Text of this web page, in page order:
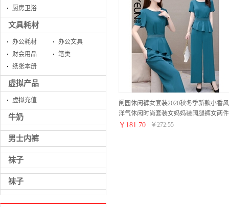
厨房卫浴
文具耗材
办公耗材
办公文具
财会用品
笔类
纸张本册
虚拟产品
虚拟充值
牛奶
男士内裤
袜子
袜子
闺园休闲裤女套装2020秋冬季新款小香风
洋气休闲时尚套装女妈妈装阔腿裤女两件
套 虾青色 请拍正确尺码
￥ 181.70 ￥272.55